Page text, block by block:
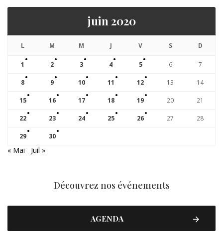
juin 2020
L M M J V S D
1 2 3 4 5 6 7
8 9 10 11 12 13 14
15 16 17 18 19 20 21
22 23 24 25 26 27 28
29 30
« Mai Juil »
Découvrez nos événements
AGENDA